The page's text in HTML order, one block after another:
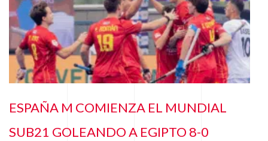
ESPAÑA M COMIENZA EL MUNDIAL
SUB21 GOLEANDO A EGIPTO 8-0